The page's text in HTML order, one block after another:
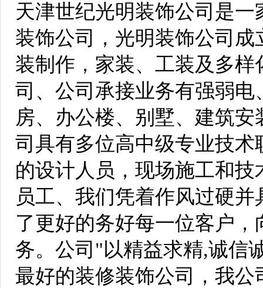
天津世纪光明装饰公司是
装饰公司，光明装饰公司成
装制作，家装、工装及多
司、公司承接业务有强弱
房、办公楼、别墅、建筑
司具有多位高中级专业技
的设计人员，现场施工和
员工、我们凭着作风过硬
了更好的务好每一位客户
务。公司"以精益求精,诚信
最好的装修装饰公司，我